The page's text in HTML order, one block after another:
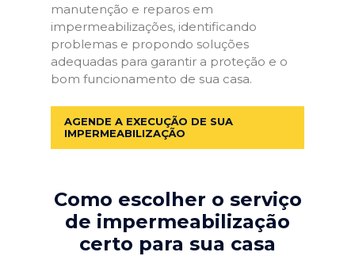
manutenção e reparos em
impermeabilizações, identificando
problemas e propondo soluções
adequadas para garantir a proteção e o
bom funcionamento de sua casa.
AGENDE A EXECUÇÃO DE SUA
IMPERMEABILIZAÇÃO
Como escolher o serviço
de impermeabilização
certo para sua casa